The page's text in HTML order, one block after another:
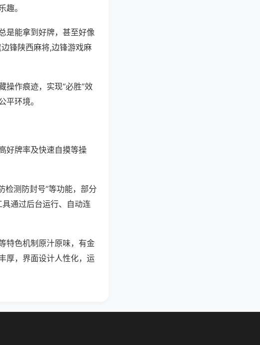
。
是能拿到好牌，甚至好像
锋陕西麻将,边锋游戏麻
操作痕迹，实现“必胜”效
环境。
好牌率及快速自摸等操
检测防封号”等功能，部分
具通过后台运行、自动连
特色机制原汁原味，有金
厚，界面设计人性化，运